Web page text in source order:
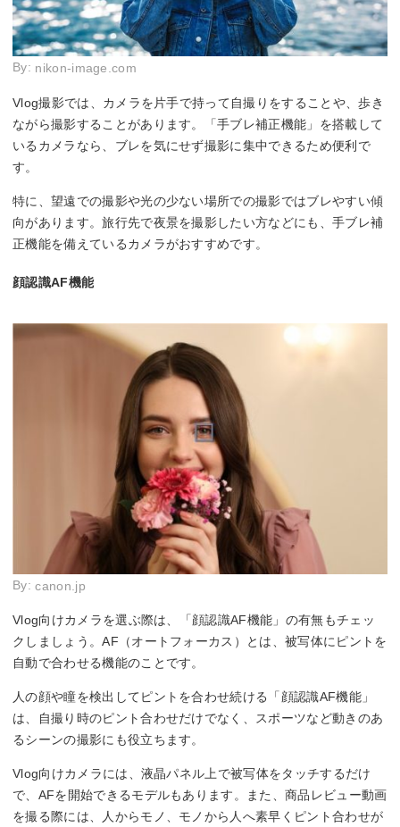
By: nikon-image.com
Vlog撮影では、カメラを片手で持って自撮りをすることや、歩き
ながら撮影することがあります。「手ブレ補正機能」を搭載して
いるカメラなら、ブレを気にせず撮影に集中できるため便利で
す。
特に、望遠での撮影や光の少ない場所での撮影ではブレやすい傾
向があります。旅行先で夜景を撮影したい方などにも、手ブレ補
正機能を備えているカメラがおすすめです。
顔認識AF機能
By:canon.jp
Vlog向けカメラを選ぶ際は、「顔認識AF機能」の有無もチェッ
クしましょう。AF（オートフォーカス）とは、被写体にピントを
自動で合わせる機能のことです。
人の顔や瞳を検出してピントを合わせ続ける「顔認識AF機能」
は、自撮り時のピント合わせだけでなく、スポーツなど動きのあ
るシーンの撮影にも役立ちます。
Vlog向けカメラには、液晶パネル上で被写体をタッチするだけ
で、AFを開始できるモデルもあります。また、商品レビュー動画
を撮る際には、人からモノ、モノから人へ素早くピント合わせが